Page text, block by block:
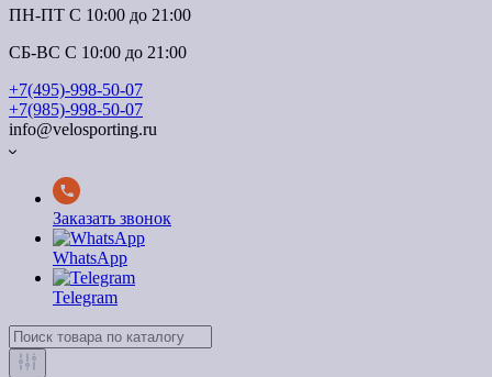
ПН-ПТ C 10:00 до 21:00
СБ-ВС С 10:00 до 21:00
+7(495)-998-50-07
+7(985)-998-50-07
info@velosporting.ru
Заказать звонок
WhatsApp
Telegram